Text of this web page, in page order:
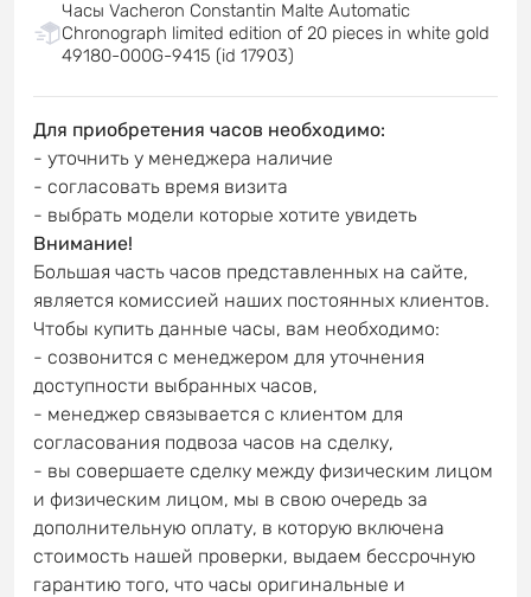
Часы Vacheron Constantin Malte Automatic
Chronograph limited edition of 20 pieces in white gold
49180-000G-9415 (id 17903)
Для приобретения часов необходимо:
- уточнить у менеджера наличие
- согласовать время визита
- выбрать модели которые хотите увидеть
Внимание!
Большая часть часов представленных на сайте,
является комиссией наших постоянных клиентов.
Чтобы купить данные часы, вам необходимо:
- созвонится с менеджером для уточнения
доступности выбранных часов,
- менеджер связывается с клиентом для
согласования подвоза часов на сделку,
- вы совершаете сделку между физическим лицом
и физическим лицом, мы в свою очередь за
дополнительную оплату, в которую включена
стоимость нашей проверки, выдаем бессрочную
гарантию того, что часы оригинальные и